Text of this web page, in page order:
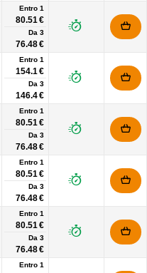
Entro 1
80.51 €
Da 3
76.48 €
Entro 1
154.1 €
Da 3
146.4 €
Entro 1
80.51 €
Da 3
76.48 €
Entro 1
80.51 €
Da 3
76.48 €
Entro 1
80.51 €
Da 3
76.48 €
Entro 1